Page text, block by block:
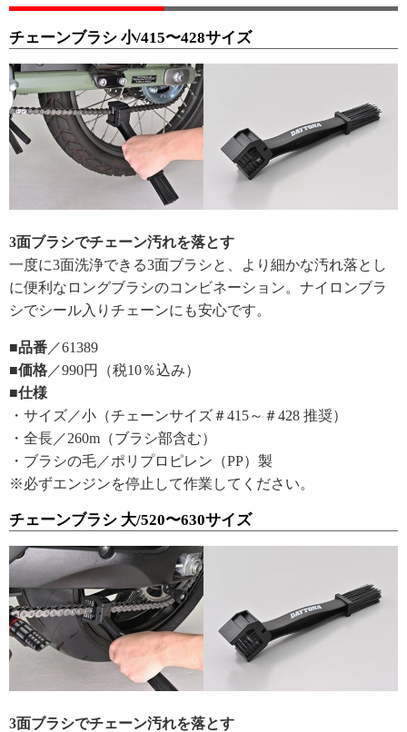
チェーンブラシ 小/415〜428サイズ
3面ブラシでチェーン汚れを落とす
一度に3面洗浄できる3面ブラシと、より細かな汚れ落とし
に便利なロングブラシのコンビネーション。ナイロンブラ
シでシール入りチェーンにも安心です。
■品番 ／61389
■価格 ／990円（税10％込み）
■仕様
・サイズ／小（チェーンサイズ＃415～＃428 推奨）
・全長／260m（ブラシ部含む）
・ブラシの毛／ポリプロピレン（PP）製
※必ずエンジンを停止して作業してください。
チェーンブラシ 大/520〜630サイズ
3面ブラシでチェーン汚れを落とす